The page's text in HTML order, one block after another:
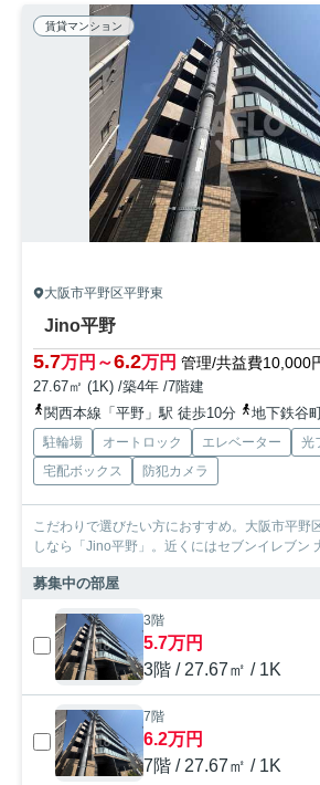
賃貸マンション
大阪市平野区平野東
Jino平野
5.7万円～6.2万円 管理/共益費10,000
27.67㎡ (1K) /築4年 /7階建
関西本線「平野」駅 徒歩10分
地下鉄谷町
駐輪場 オートロック エレベーター
光
宅配ボックス
防犯カメラ
こだわりで選びたい方におすすめ。大阪市平野
しなら「Jino平野」。近くにはセブンイレブン
募集中の部屋
3階
5.7万円
3階 / 27.67㎡ / 1K
7階
6.2万円
7階 / 27.67㎡ / 1K